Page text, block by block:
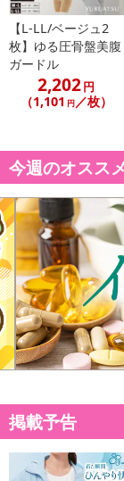
【配送日時の指定
※配送日時の指定が
配送日、配送時間
カート機能をご利
ん。
発送日カレンダ
休業日
■その他共通およ
さい）
【L-LL/ベージュ2
枚】ゆる圧骨盤美腹
ガードル
2,202円
（1,101 円／枚）
今週のオススメ
掲載予告